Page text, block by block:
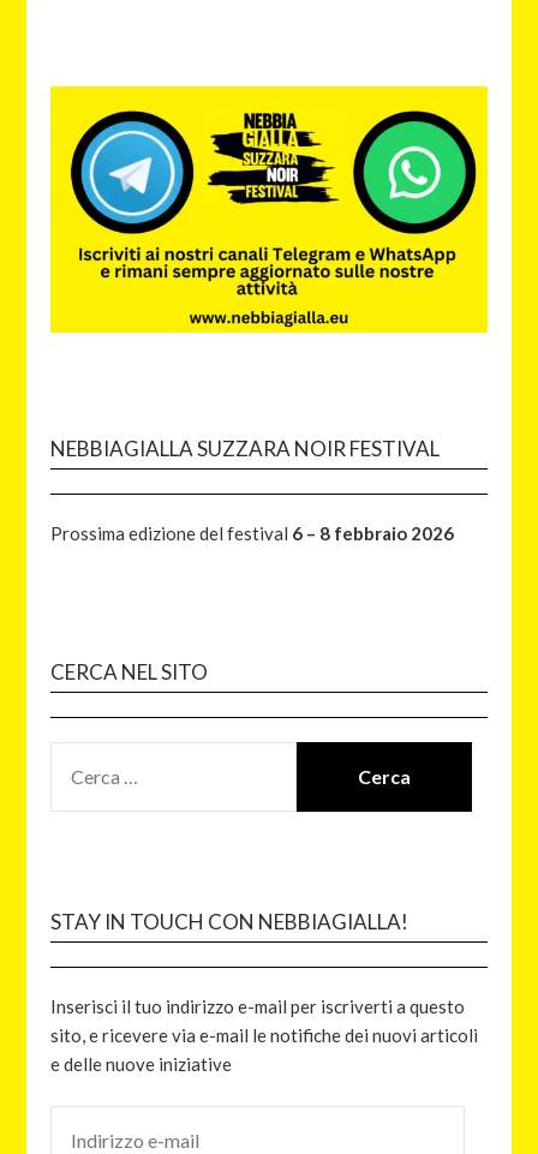
NEBBIAGIALLA SUZZARA NOIR FESTIVAL
Prossima edizione del festival 6 – 8 febbraio 2026
CERCA NEL SITO
STAY IN TOUCH CON NEBBIAGIALLA!
Inserisci il tuo indirizzo e-mail per iscriverti a questo
sito, e ricevere via e-mail le notifiche dei nuovi articoli
e delle nuove iniziative